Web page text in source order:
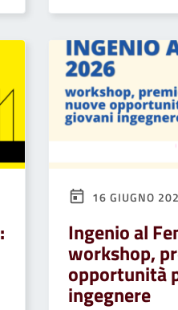
16 GIUGNO
Ingenio al
workshop,
opportunità
ingegnere